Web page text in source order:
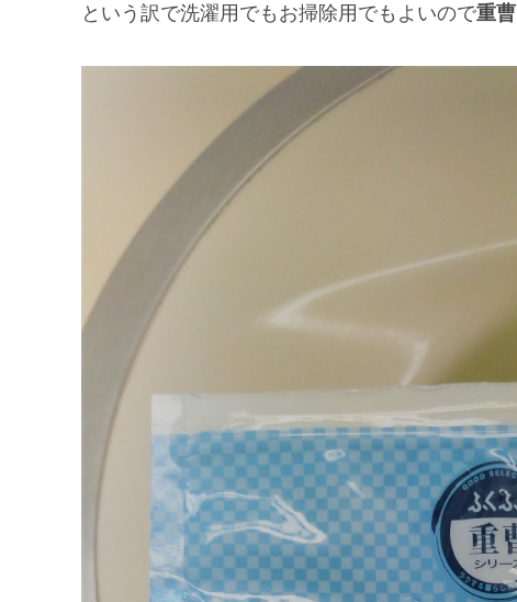
という訳で洗濯用でもお掃除用でもよいので重曹